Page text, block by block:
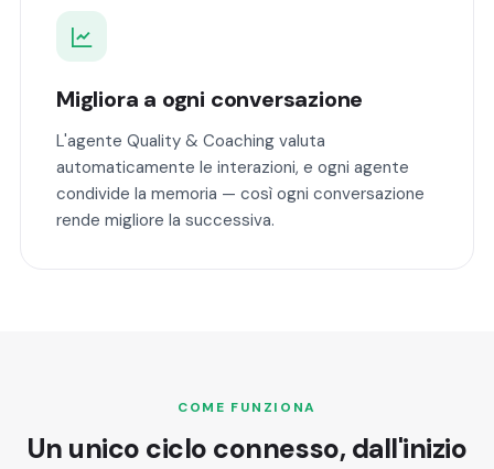
Migliora a ogni conversazione
L'agente Quality & Coaching valuta
automaticamente le interazioni, e ogni agente
condivide la memoria — così ogni conversazione
rende migliore la successiva.
COME FUNZIONA
Un unico ciclo connesso, dall'inizio